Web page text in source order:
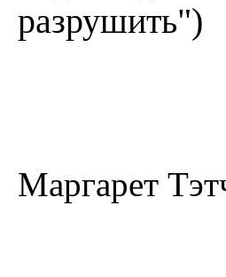
разрушить")
Маргарет